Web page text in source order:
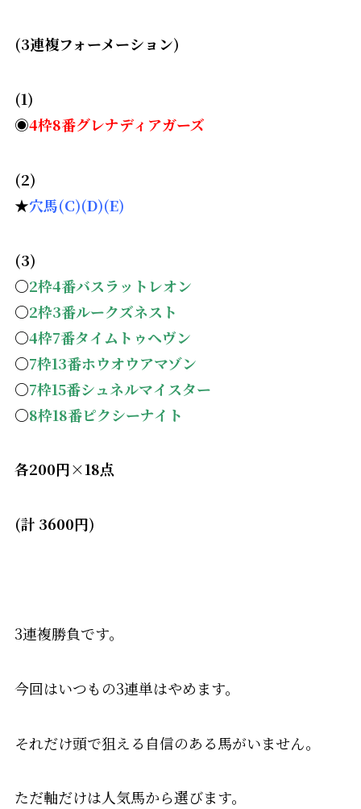
(3連複フォーメーション)
(1)
◉4枠8番グレナディアガーズ
(2)
★穴馬(C)(D)(E)
(3)
〇2枠4番バスラットレオン
〇2枠3番ルークズネスト
〇4枠7番タイムトゥヘヴン
〇7枠13番ホウオウアマゾン
〇7枠15番シュネルマイスター
〇8枠18番ピクシーナイト
各200円×18点
(計 3600円)
3連複勝負です。
今回はいつもの3連単はやめます。
それだけ頭で狙える自信のある馬がいません。
ただ軸だけは人気馬から選びます。